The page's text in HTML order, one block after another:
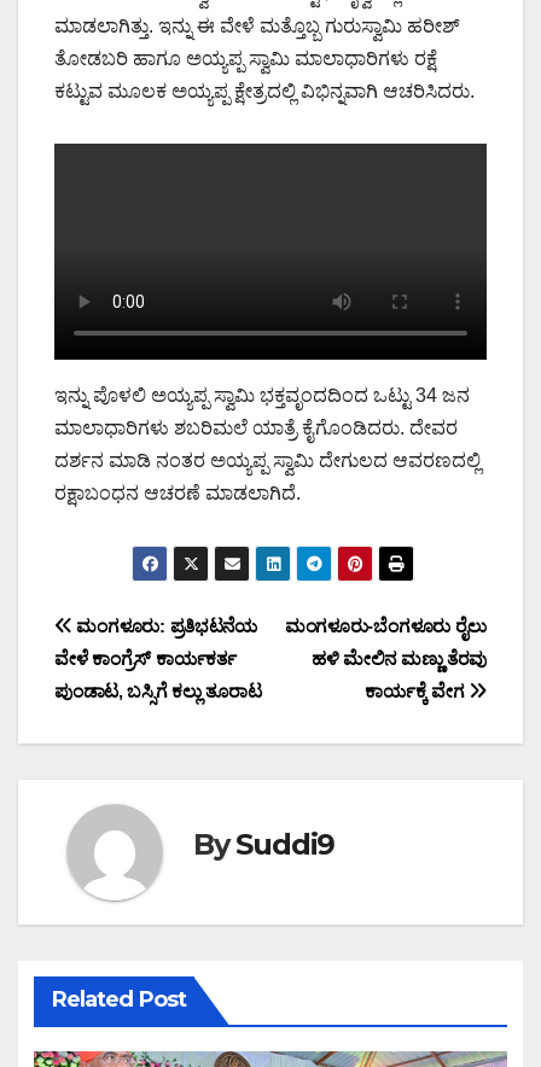
ಮಾಡಲಾಗಿತ್ತು. ಇನ್ನು ಈ ವೇಳೆ ಮತ್ತೊಬ್ಬ ಗುರುಸ್ವಾಮಿ ಹರೀಶ್​​​
ತೋಡಬರಿ ಹಾಗೂ ಅಯ್ಯಪ್ಪ ಸ್ವಾಮಿ ಮಾಲಾಧಾರಿಗಳು ರಕ್ಷೆ
ಕಟ್ಟುವ ಮೂಲಕ ಅಯ್ಯಪ್ಪ ಕ್ಷೇತ್ರದಲ್ಲಿ ವಿಭಿನ್ನವಾಗಿ ಆಚರಿಸಿದರು.
ಇನ್ನು ಪೊಳಲಿ ಅಯ್ಯಪ್ಪ ಸ್ವಾಮಿ ಭಕ್ತವೃಂದದಿಂದ ಒಟ್ಟು 34 ಜನ
ಮಾಲಾಧಾರಿಗಳು ಶಬರಿಮಲೆ ಯಾತ್ರೆ ಕೈಗೊಂಡಿದರು. ದೇವರ
ದರ್ಶನ ಮಾಡಿ ನಂತರ ಅಯ್ಯಪ್ಪ ಸ್ವಾಮಿ ದೇಗುಲದ ಆವರಣದಲ್ಲಿ
ರಕ್ಷಾಬಂಧನ ಆಚರಣೆ ಮಾಡಲಾಗಿದೆ.
Post
navigation
ಮಂಗಳೂರು-ಬೆಂಗಳೂರು ರೈಲು
ಹಳಿ ಮೇಲಿನ ಮಣ್ಣು ತೆರವು
ಕಾರ್ಯಕ್ಕೆ ವೇಗ
ಮಂಗಳೂರು: ಪ್ರತಿಭಟನೆಯ
ವೇಳೆ ಕಾಂಗ್ರೆಸ್ ಕಾರ್ಯಕರ್ತ
ಪುಂಡಾಟ, ಬಸ್ಸಿಗೆ ಕಲ್ಲು ತೂರಾಟ
BySuddi9
Related Post